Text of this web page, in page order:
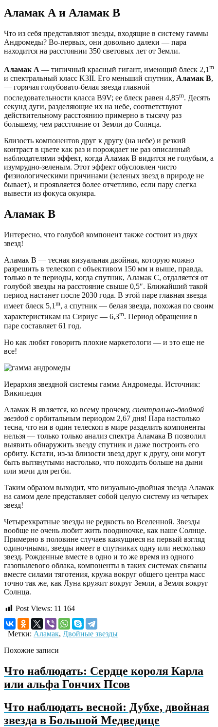
Аламак А и Аламак B
Что из себя представляют звезды, входящие в систему гаммы
Андромеды? Во-первых, они довольно далеки — пара
находится на расстоянии 350 световых лет от Земли.
Аламак А — типичный красный гигант, имеющий блеск 2,1 m
и спектральный класс K3II. Его меньший спутник, Аламак B,
— горячая голубовато-белая звезда главной
последовательности класса B9V; ее блеск равен 4,85m. Десять
секунд дуги, разделяющие их на небе, соответствуют
действительному расстоянию примерно в тысячу раз
большему, чем расстояние от Земли до Солнца.
Близость компонентов друг к другу (на небе) и резкий
контраст в цвете как раз и порождает не раз описанный
наблюдателями эффект, когда Аламак В видится не голубым, а
изумрудно-зеленым. Этот эффект обусловлен чисто
физиологическими причинами (зеленых звезд в природе не
бывает), и проявляется более отчетливо, если пару слегка
вывести из фокуса окуляра.
Аламак B
Интересно, что голубой компонент также состоит из двух
звезд!
Аламак B — тесная визуальная двойная, которую можно
разрешить в телескоп с объективом 150 мм и выше, правда,
только в те периоды, когда спутник, Аламак С, отдаляется от
голубой звезды на расстояние свыше 0,5″. Ближайший такой
период настанет после 2030 года. В этой паре главная звезда
имеет блеск 5,1m, а спутник — белая звезда, похожая по своим
характеристикам на Сириус — 6,3m. Период обращения в
паре составляет 61 год.
Но как любят говорить плохие маркетологи — и это еще не
все!
Иерархия звездной системы гамма Андромеды. Источник:
Википедия
Аламак В является, ко всему прочему, спектрально-двойной
звездой с орбитальным периодом 2,67 дня! Пара настолько
тесна, что ни в один телескоп в мире разделить компоненты
нельзя — только только анализ спектра Аламака B позволил
выявить обнаружить звезду спутник и даже построить его
орбиту. Кстати, из-за близости звезд друг к другу, они могут
быть вытянутыми настолько, что походить больше на дыни
или мячи для регби.
Таким образом выходит, что визуально-двойная звезда Аламак
на самом деле представляет собой целую систему из четырех
звезд!
Четырехкратные звезды не редкость во Вселенной. Звезды
вообще не очень любит жить поодиночке, как наше Солнце.
Примерно в половине случаев кажущиеся на первый взгляд
одиночными, звезды имеет в спутниках одну или несколько
звезд. Рожденные вместе в одно и то же время из одного
газопылевого облака, компоненты в таких системах связаны
вместе силами тяготения, кружа вокруг общего центра масс
точно так же, как Луна кружит вокруг Земли, а Земля вокруг
Солнца.
Post Views: 11 164
Метки: Аламак, Двойные звезды
Похожие записи
Что наблюдать: Сердце короля Карла
или альфа Гончих Псов
Что наблюдать весной: Дубхе, двойная
звезда в Большой Медведице